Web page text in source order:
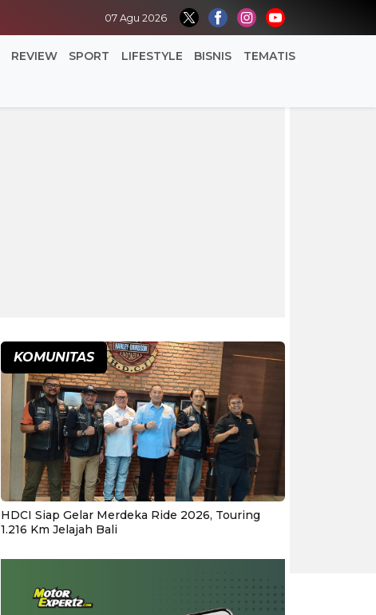
07 Agu 2026
REVIEW SPORT LIFESTYLE BISNIS TEMATIS
KOMUNITAS
HDCI Siap Gelar Merdeka Ride 2026, Touring
1.216 Km Jelajah Bali